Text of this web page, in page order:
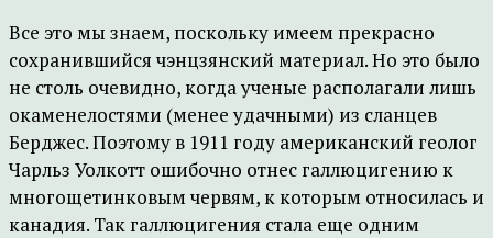
Все это мы знаем, поскольку имеем прекрасно
сохранившийся чэнцзянский материал. Но это было
не столь очевидно, когда ученые располагали лишь
окаменелостями (менее удачными) из сланцев
Берджес. Поэтому в 1911 году американский геолог
Чарльз Уолкотт ошибочно отнес галлюцигению к
многощетинковым червям, к которым относилась и
канадия. Так галлюцигения стала еще одним